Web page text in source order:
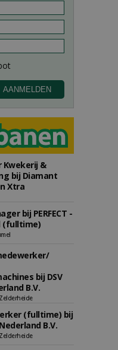
Kwekerij &
bij Diamant
Xtra
bij PERFECT -
(fulltime)
bij DSV
B.V.
(fulltime) bij
B.V.